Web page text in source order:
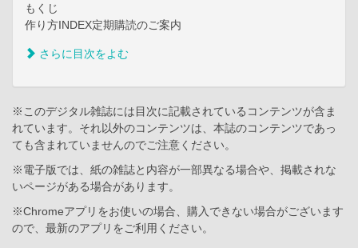
もくじ
作り方INDEX定期購読のご案内
さらに目次をよむ
※このデジタル雑誌には目次に記載されているコンテンツが含ま
れています。それ以外のコンテンツは、本誌のコンテンツであっ
ても含まれていませんのでご注意ください。
※電子版では、紙の雑誌と内容が一部異なる場合や、掲載されな
いページがある場合があります。
※Chromeアプリをお使いの場合、購入できない場合がございます
ので、最新のアプリをご利用ください。